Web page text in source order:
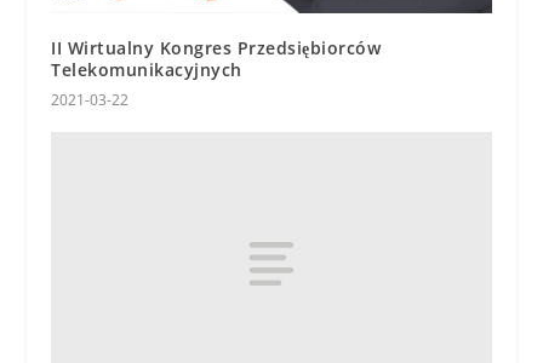
II Wirtualny Kongres Przedsiębiorców
Telekomunikacyjnych
2021-03-22